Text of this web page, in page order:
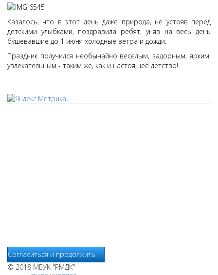
Казалось, что в этот день даже природа, не устояв перед
детскими улыбками, поздравила ребят, уняв на весь день
бушевавшие до 1 июня холодные ветра и дожди.
Праздник получился необычайно веселым, задорным, ярким,
увлекательным - таким же, как и настоящее детство!
Согласиться и продолжить
© 2018 МБУК "РМДК"